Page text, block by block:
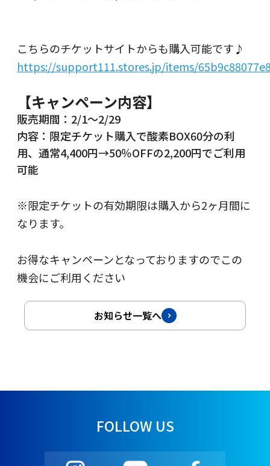
こちらのチケットサイトからも購入可能です♪
https://support111.stores.jp/items/
【キャンペーン内容】
販売期間：2/1〜2/29
内容：限定チケット購入で酸素BOX60分の利
用、通常4,400円→50％OFFの2,200円でご利用
可能
※限定チケットの有効期限は購入から2ヶ月間に
なります。
お得なキャンペーンとなっておりますのでこの
機会にご利用ください
お知らせ一覧へ
FOLLOW US